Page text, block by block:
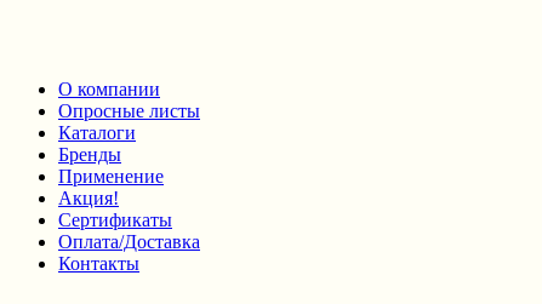
О компании
Опросные листы
Каталоги
Бренды
Применение
Акция!
Сертификаты
Оплата/Доставка
Контакты